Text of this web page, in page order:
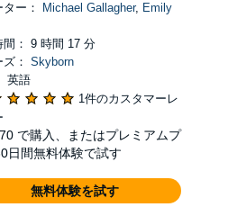
ー：
Michael Gallagher, Emily
間： 9 時間 17 分
： Skyborn
英語
1件のカスタマーレ
で購入、またはプレミアムプ
日間無料体験で試す
無料体験を試す